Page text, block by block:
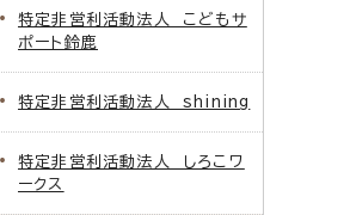
特定非営利活動法人 こどもサ
ポート鈴鹿
特定非営利活動法人 shining
特定非営利活動法人 しろこワ
ークス